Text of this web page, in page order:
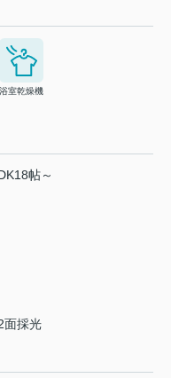
浴室乾燥機
帖～
面採光